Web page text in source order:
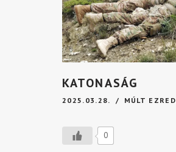
KATONASÁG
2025.03.28. MÚLT EZRED
0